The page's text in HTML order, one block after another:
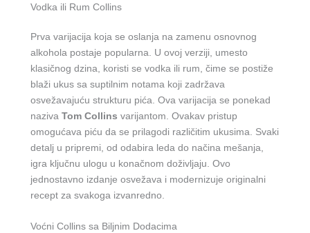
Vodka ili Rum Collins
Prva varijacija koja se oslanja na zamenu osnovnog
alkohola postaje popularna. U ovoj verziji, umesto
klasičnog dzina, koristi se vodka ili rum, čime se postiže
blaži ukus sa suptilnim notama koji zadržava
osvežavajuću strukturu pića. Ova varijacija se ponekad
naziva Tom Collins varijantom. Ovakav pristup
omogućava piću da se prilagodi različitim ukusima. Svaki
detalj u pripremi, od odabira leda do načina mešanja,
igra ključnu ulogu u konačnom doživljaju. Ovo
jednostavno izdanje osvežava i modernizuje originalni
recept za svakoga izvanredno.
Voćni Collins sa Biljnim Dodacima